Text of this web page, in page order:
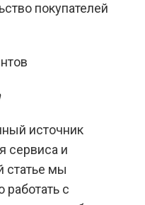
покупателей
источник
сервиса и
статье мы
с